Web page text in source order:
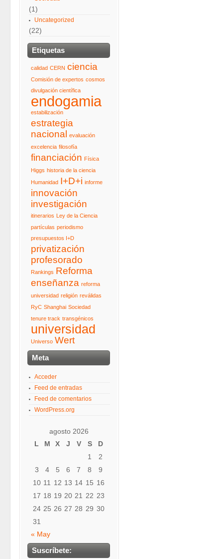
(1)
Uncategorized
(22)
Etiquetas
calidad CERN ciencia
Comisión de expertos cosmos
divulgación científica
endogamia
estabilización
estrategia
nacional
evaluación
excelencia filosofía
financiación Física
Higgs historia de la ciencia
Humanidad I+D+i informe
innovación
investigación
itinerarios Ley de la Ciencia
partículas periodismo
presupuestos I+D
privatización
profesorado
Rankings Reforma
enseñanza reforma
universidad religión reválidas
RyC Shanghai Sociedad
tenure track transgénicos
universidad
Universo Wert
Meta
Acceder
Feed de entradas
Feed de comentarios
WordPress.org
agosto 2026
L
M X J V S
D
1
2
3
4 5 6 7 8
9
10 11 12 13 14 15 16
17 18 19 20 21 22 23
24 25 26 27 28 29 30
31
« May
Suscríbete: